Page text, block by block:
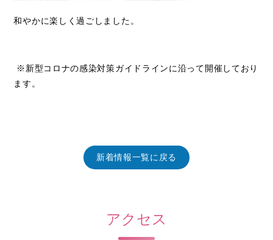
和やかに楽しく過ごしました。
※新型コロナの感染対策ガイドラインに沿って開催しており
ます。
新着情報一覧に戻る
アクセス